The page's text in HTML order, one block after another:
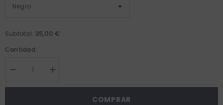
Subtotal: 35,00 €
Cantidad:
Disminuir
para
Aumentar
para
COMPRAR